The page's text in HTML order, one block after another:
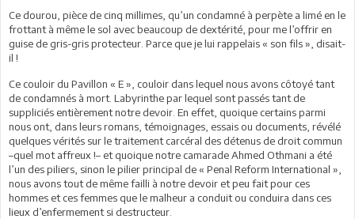
Ce dourou, pièce de cinq millimes, qu’un condamné à perpète a limé en le
frottant à même le sol avec beaucoup de dextérité, pour me l’offrir en
guise de gris-gris protecteur. Parce que je lui rappelais « son fils », disait-
il !
Ce couloir du Pavillon « E », couloir dans lequel nous avons côtoyé tant
de condamnés à mort. Labyrinthe par lequel sont passés tant de
suppliciés entièrement notre devoir. En effet, quoique certains parmi
nous ont, dans leurs romans, témoignages, essais ou documents, révélé
quelques vérités sur le traitement carcéral des détenus de droit commun
–quel mot affreux !– et quoique notre camarade Ahmed Othmani a été
l’un des piliers, sinon le pilier principal de « Penal Reform International »,
nous avons tout de même failli à notre devoir et peu fait pour ces
hommes et ces femmes que le malheur a conduit ou conduira dans ces
lieux d’enfermement si destructeur.